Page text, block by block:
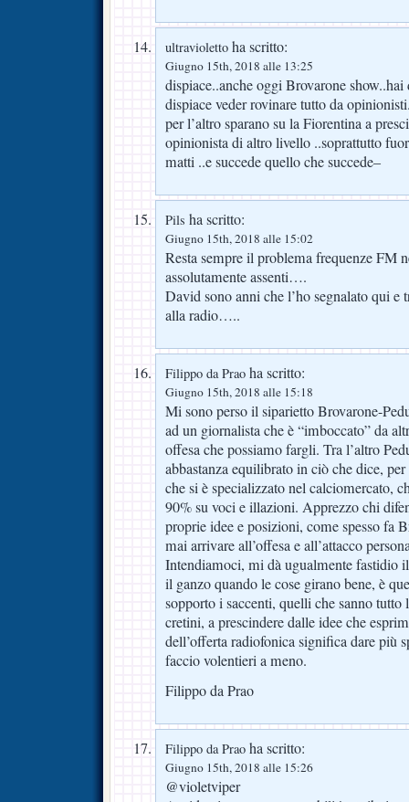
ultravioletto ha scritto:
Giugno 15th, 2018 alle 13:25
dispiace..anche oggi Brovarone
dispiace veder rovinare tutto da
per l’altro sparano su la Fiorentina a
opinionista di altro livello ..soprattutto
matti ..e succede quello che succede–
Pils ha scritto:
Giugno 15th, 2018 alle 15:02
Resta sempre il problema frequenze FM
assolutamente assenti….
David sono anni che l’ho segnalato qui e
alla radio…..
Filippo da Prao ha scritto:
Giugno 15th, 2018 alle 15:18
Mi sono perso il siparietto Brovarone-
ad un giornalista che è “imboccato” da
offesa che possiamo fargli. Tra l’altro
abbastanza equilibrato in ciò che dice,
che si è specializzato nel calciomercato,
90% su voci e illazioni. Apprezzo chi
proprie idee e posizioni, come spesso fa
mai arrivare all’offesa e all’attacco
Intendiamoci, mi dà ugualmente fastidio
il ganzo quando le cose girano bene, è
sopporto i saccenti, quelli che sanno
cretini, a prescindere dalle idee che
dell’offerta radiofonica significa dare più
faccio volentieri a meno.
Filippo da Prao
Filippo da Prao ha scritto:
Giugno 15th, 2018 alle 15:26
@violetviper